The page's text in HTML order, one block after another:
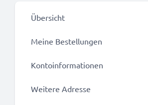
Übersicht
Meine Bestellungen
Kontoinformationen
Weitere Adresse